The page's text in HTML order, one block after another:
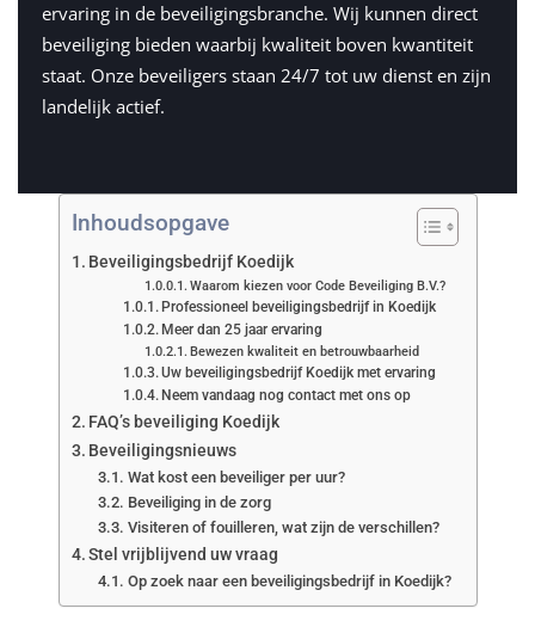
ervaring in de beveiligingsbranche. Wij kunnen direct
beveiliging bieden waarbij kwaliteit boven kwantiteit
staat. Onze beveiligers staan 24/7 tot uw dienst en zijn
landelijk actief.
Inhoudsopgave
Beveiligingsbedrijf Koedijk
Waarom kiezen voor Code Beveiliging B.V.?
Professioneel beveiligingsbedrijf in Koedijk
Meer dan 25 jaar ervaring
Bewezen kwaliteit en betrouwbaarheid
Uw beveiligingsbedrijf Koedijk met ervaring
Neem vandaag nog contact met ons op
FAQ’s beveiliging Koedijk
Beveiligingsnieuws
Wat kost een beveiliger per uur?
Beveiliging in de zorg
Visiteren of fouilleren, wat zijn de verschillen?
Stel vrijblijvend uw vraag
Op zoek naar een beveiligingsbedrijf in Koedijk?